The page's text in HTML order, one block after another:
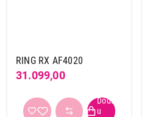
RING RX AF4020
31.099,00